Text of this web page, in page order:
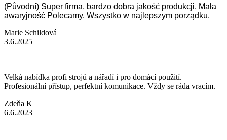
(Původní) Super firma, bardzo dobra jakość produkcji. Mała
awaryjność Polecamy. Wszystko w najlepszym porządku.
Marie Schildová
3.6.2025
Velká nabídka profi strojů a nářadí i pro domácí použití.
Profesionální přístup, perfektní komunikace. Vždy se ráda vracím.
Zdeňa K
6.6.2023